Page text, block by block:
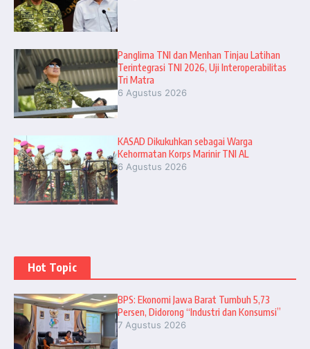
Panglima TNI dan Menhan Tinjau Latihan
Terintegrasi TNI 2026, Uji Interoperabilitas
Tri Matra
6 Agustus 2026
KASAD Dikukuhkan sebagai Warga
Kehormatan Korps Marinir TNI AL
6 Agustus 2026
Hot Topic
BPS: Ekonomi Jawa Barat Tumbuh 5,73
Persen, Didorong “Industri dan Konsumsi”
7 Agustus 2026